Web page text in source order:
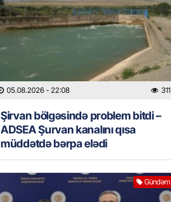
05.08.2026 - 22:08 311
Şirvan bölgəsində problem bitdi –
ADSEA Şurvan kanalını qısa
müddətdə bərpa elədi
Gündəm